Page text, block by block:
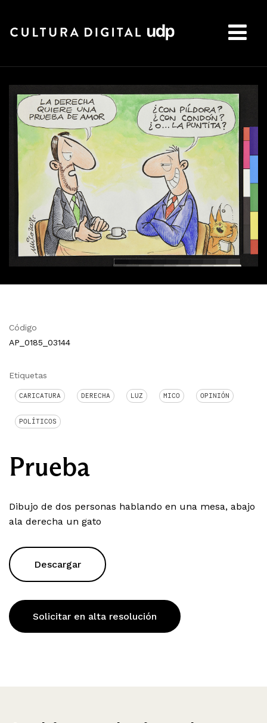
Código
AP_0185_03144
Etiquetas
CARICATURA DERECHA LUZ MICO OPINIÓN
POLÍTICOS
Prueba
Dibujo de dos personas hablando en una mesa, abajo
ala derecha un gato
Descargar
Solicitar en alta resolución